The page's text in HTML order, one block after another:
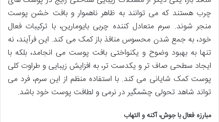
چرب هستند که می توانند به ظاهر ناهموار و بافت خشن پوست
منجر شوند. سرم متعادل کننده چربی بایومارین، با ترکیبات فعال
خود، به جمع شدن محسوس منافذ باز کمک می کند. این فرآیند، نه
تنها به بهبود وضوح و یکنواختی بافت پوست می انجامد، بلکه با
ایجاد سطحی صاف تر و یکدست تر، به افزایش زیبایی و طراوت کلی
پوست کمک شایانی می کند. با استفاده منظم از این سرم، فرد می
تواند شاهد تحولی چشمگیر در نرمی و لطافت پوست خود باشد.
مبارزه فعال با جوش، آکنه و التهاب